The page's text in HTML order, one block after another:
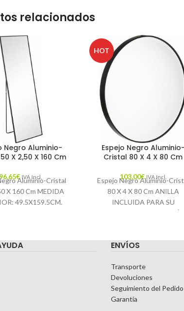
relacionados
Negro Aluminio-
X 2,50 X 160 Cm
96,65€ IVA Incl.
Aluminio-Cristal
X 160 Cm MEDIDA
49.5X159.5CM.
NEGRO PIEZA:
HOT
Espejo Negro Aluminio-
Cristal 80 X 4 X 80 Cm
103,00€ IVA Incl.
Espejo Negro Aluminio-
80 X 4 X 80 Cm ANILLA
INCLUIDA PARA SU
CORRECTA COLOCACIÓN.
ENVÍOS
Transporte
Devoluciones
Seguimiento del Pedido
Garantía